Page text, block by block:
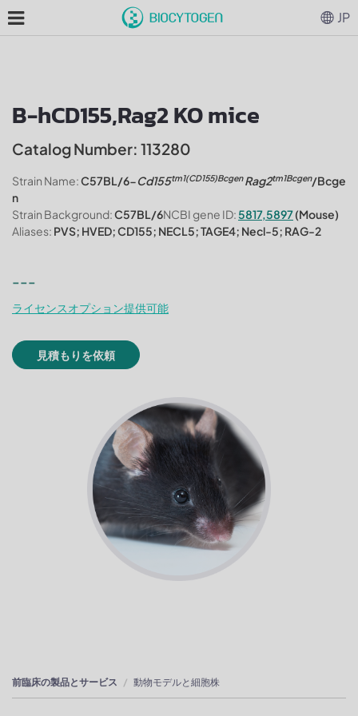
B-hCD155,Rag2 KO mice
Catalog Number: 113280
Strain Name:C57BL/6-Cd155tm1(CD155)BcgenRag2tm1Bcgen/Bcge
n
Strain Background:C57BL/6NCBI gene ID:5817,5897(Mouse)
Aliases: PVS; HVED; CD155; NECL5; TAGE4; Necl-5; RAG-2
---
ライセンスオプション提供可能
見積もりを依頼
前臨床の製品とサービス 動物モデルと細胞株
JP